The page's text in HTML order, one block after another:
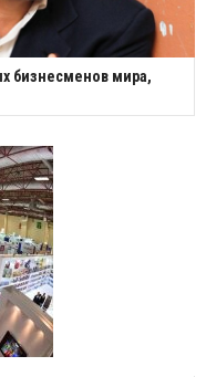
бизнесменов мира,